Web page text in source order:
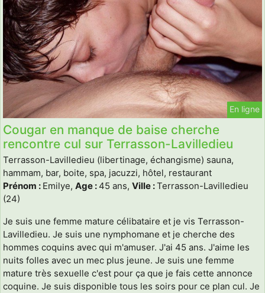
En ligne
Cougar en manque de baise cherche
rencontre cul sur Terrasson-Lavilledieu
Terrasson-Lavilledieu (libertinage, échangisme) sauna,
hammam, bar, boite, spa, jacuzzi, hôtel, restaurant
Prénom : Emilye, Age : 45 ans, Ville :Terrasson-Lavilledieu
(24)
Je suis une femme mature célibataire et je vis Terrasson-
Lavilledieu. Je suis une nymphomane et je cherche des
hommes coquins avec qui m'amuser. J'ai 45 ans. J'aime les
nuits folles avec un mec plus jeune. Je suis une femme
mature très sexuelle c'est pour ça que je fais cette annonce
coquine. Je suis disponible tous les soirs pour ce plan cul. Je